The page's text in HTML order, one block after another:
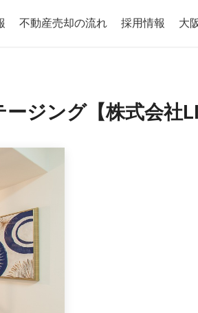
不動産売却の流れ 採用情報 大
ジング【株式会社